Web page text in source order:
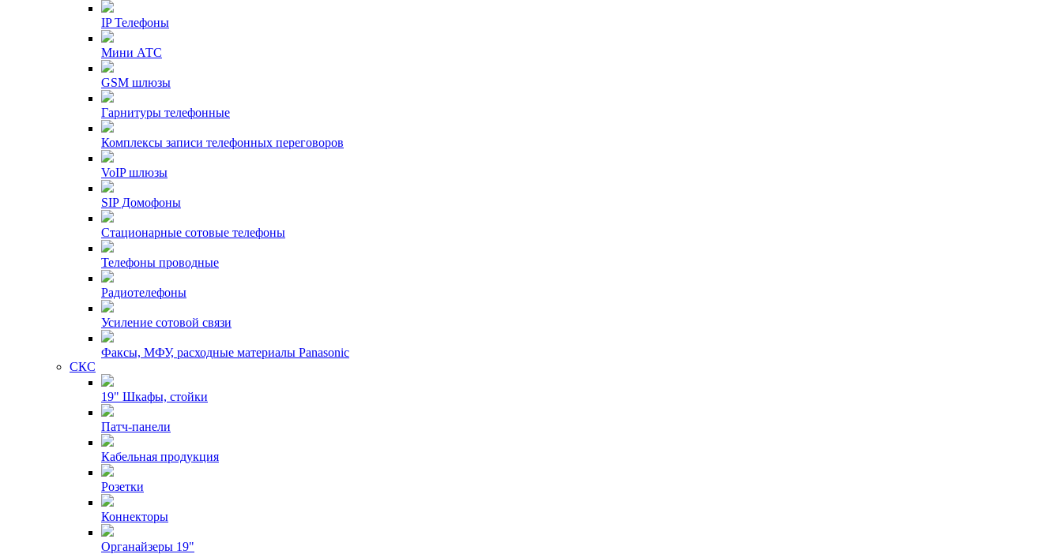
IP Телефоны
Мини АТС
GSM шлюзы
Гарнитуры телефонные
Комплексы записи телефонных переговоров
VoIP шлюзы
SIP Домофоны
Стационарные сотовые телефоны
Телефоны проводные
Радиотелефоны
Усиление сотовой связи
Факсы, МФУ, расходные материалы Panasonic
СКС
19" Шкафы, стойки
Патч-панели
Кабельная продукция
Розетки
Коннекторы
Органайзеры 19"